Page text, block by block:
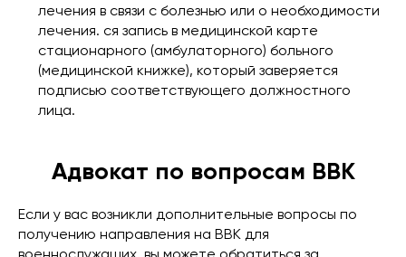
лечения в связи с болезнью или о необходимости
лечения. ся запись в медицинской карте
стационарного (амбулаторного) больного
(медицинской книжке), который заверяется
подписью соответствующего должностного
лица.
Адвокат по вопросам ВВК
Если у вас возникли дополнительные вопросы по
получению направления на ВВК для
военнослужащих, вы можете обратиться за